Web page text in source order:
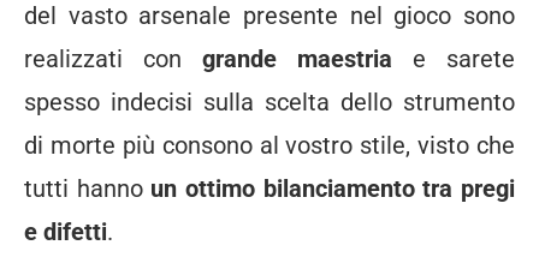
del vasto arsenale presente nel gioco sono
realizzati con grande maestria e sarete
spesso indecisi sulla scelta dello strumento
di morte più consono al vostro stile, visto che
tutti hanno un ottimo bilanciamento tra pregi
e difetti.